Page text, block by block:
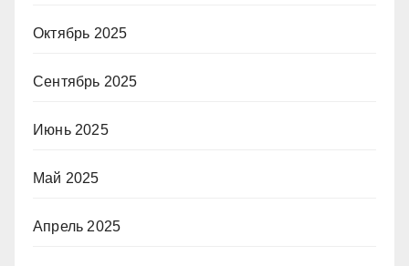
Октябрь 2025
Сентябрь 2025
Июнь 2025
Май 2025
Апрель 2025